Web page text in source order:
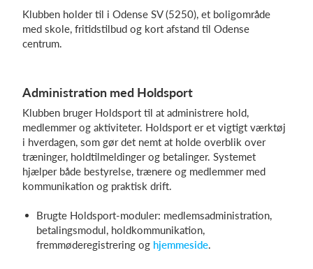
Klubben holder til i Odense SV (5250), et boligområde
med skole, fritidstilbud og kort afstand til Odense
centrum.
Administration med Holdsport
Klubben bruger Holdsport til at administrere hold,
medlemmer og aktiviteter. Holdsport er et vigtigt værktøj
i hverdagen, som gør det nemt at holde overblik over
træninger, holdtilmeldinger og betalinger. Systemet
hjælper både bestyrelse, trænere og medlemmer med
kommunikation og praktisk drift.
Brugte Holdsport-moduler: medlemsadministration,
betalingsmodul, holdkommunikation,
fremmøderegistrering og hjemmeside.